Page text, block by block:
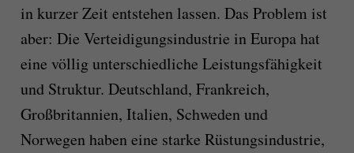
in kurzer Zeit entstehen lassen. Das Problem ist
aber: Die Verteidigungsindustrie in Europa hat
eine völlig unterschiedliche Leistungsfähigkeit
und Struktur. Deutschland, Frankreich,
Großbritannien, Italien, Schweden und
Norwegen haben eine starke Rüstungsindustrie,